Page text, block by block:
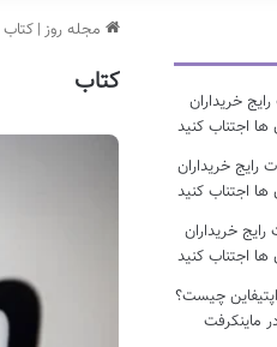
مجله روز | کتاب
کتاب
خریداران
اجتناب کنید
رایج خریداران
اجتناب کنید
رایج خریداران
اجتناب کنید
چیست؟
ماینکرفت